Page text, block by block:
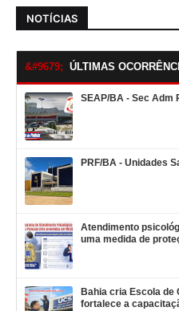
NOTÍCIAS
ÚLTIMAS
SEAP/BA - Sec Adm
PRF/BA - Unidades
Atendimento
uma medida de
Bahia cria Escola de
fortalece a